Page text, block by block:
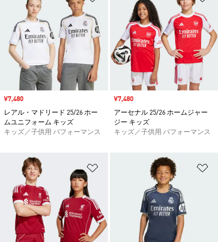
セール価格
¥7,480
レアル・マドリード 25/26 ホー
ムユニフォーム キッズ
キッズ／子供用 パフォーマンス
セール価格
¥7,480
アーセナル 25/26 ホームジャー
ジー キッズ
キッズ／子供用 パフォーマンス
ほしいものリストに追加